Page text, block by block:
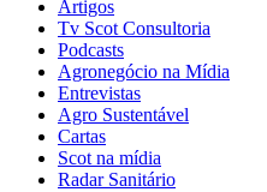
Artigos
Tv Scot Consultoria
Podcasts
Agronegócio na Mídia
Entrevistas
Agro Sustentável
Cartas
Scot na mídia
Radar Sanitário